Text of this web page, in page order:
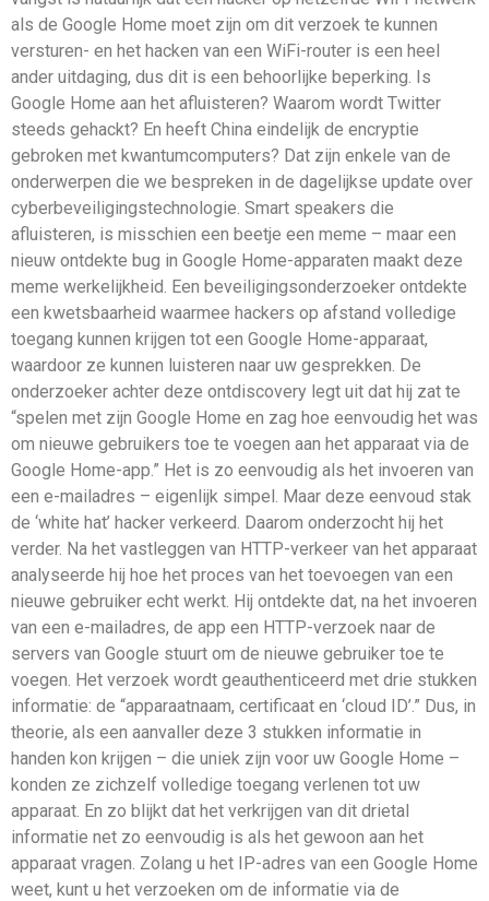
als de Google Home moet zijn om dit verzoek te kunnen
versturen- en het hacken van een WiFi-router is een heel
ander uitdaging, dus dit is een behoorlijke beperking. Is
Google Home aan het afluisteren? Waarom wordt Twitter
steeds gehackt? En heeft China eindelijk de encryptie
gebroken met kwantumcomputers? Dat zijn enkele van de
onderwerpen die we bespreken in de dagelijkse update over
cyberbeveiligingstechnologie. Smart speakers die
afluisteren, is misschien een beetje een meme – maar een
nieuw ontdekte bug in Google Home-apparaten maakt deze
meme werkelijkheid. Een beveiligingsonderzoeker ontdekte
een kwetsbaarheid waarmee hackers op afstand volledige
toegang kunnen krijgen tot een Google Home-apparaat,
waardoor ze kunnen luisteren naar uw gesprekken. De
onderzoeker achter deze ontdiscovery legt uit dat hij zat te
“spelen met zijn Google Home en zag hoe eenvoudig het was
om nieuwe gebruikers toe te voegen aan het apparaat via de
Google Home-app.” Het is zo eenvoudig als het invoeren van
een e-mailadres – eigenlijk simpel. Maar deze eenvoud stak
de ‘white hat’ hacker verkeerd. Daarom onderzocht hij het
verder. Na het vastleggen van HTTP-verkeer van het apparaat
analyseerde hij hoe het proces van het toevoegen van een
nieuwe gebruiker echt werkt. Hij ontdekte dat, na het invoeren
van een e-mailadres, de app een HTTP-verzoek naar de
servers van Google stuurt om de nieuwe gebruiker toe te
voegen. Het verzoek wordt geauthenticeerd met drie stukken
informatie: de “apparaatnaam, certificaat en ‘cloud ID’.” Dus, in
theorie, als een aanvaller deze 3 stukken informatie in
handen kon krijgen – die uniek zijn voor uw Google Home –
konden ze zichzelf volledige toegang verlenen tot uw
apparaat. En zo blijkt dat het verkrijgen van dit drietal
informatie net zo eenvoudig is als het gewoon aan het
apparaat vragen. Zolang u het IP-adres van een Google Home
weet, kunt u het verzoeken om de informatie via de